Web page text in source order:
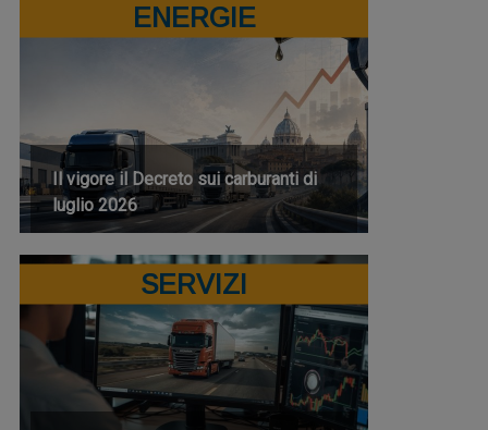
ENERGIE
Il vigore il Decreto sui carburanti di
luglio 2026
SERVIZI